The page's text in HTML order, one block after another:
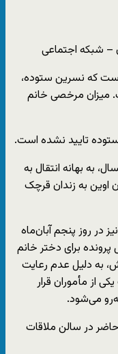
– شبکه اجتماعی
است که نسرین ستوده،
میزان مرخصی خانم
تایید نشده است.
۳۰ مهرماه امسال، به بهانه انتقال به
اوین به زندان قرچک
در روز پنجم آبان‌ماه
برای دختر خانم
به دلیل عدم رعایت
از مأموران قرار
می‌شود.
در سالن ملاقات